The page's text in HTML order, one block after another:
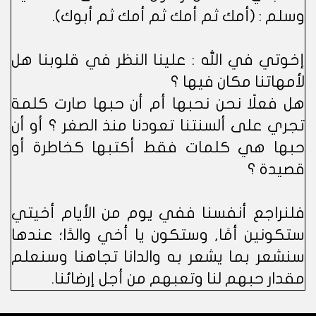
وسلم : (أمك ثم أمك ثم أمك ثم أبوك).
إخوتي في الله : علينا النظر في قلوبنا هل
لأمهاتنا مكان فيها ؟
هل فعلًا نحن نحبها أم أن حبها صارت كلمة
تجري على ألسنتنا تعودنا منذ الصغر ؟ أو أن
حبها هي كلمات فقط أكتبها كخاطرة أو
قصيدة ؟
فلنراجع أنفسنا ففي يوم من الأيام أخيتي
ستكونين أمًا, وستكون يا أخي والدًا؛ عندها
سنشعر بما يشعر به والدانا تجاهنا وسنعلم
مقدار حبهم لنا وتعبهم من أجل إرضائنا.